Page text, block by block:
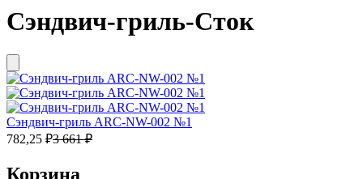
Сэндвич-гриль-Сток
Сэндвич-гриль ARC-NW-002 №1
782,25 ₽3 661₽
Корзина